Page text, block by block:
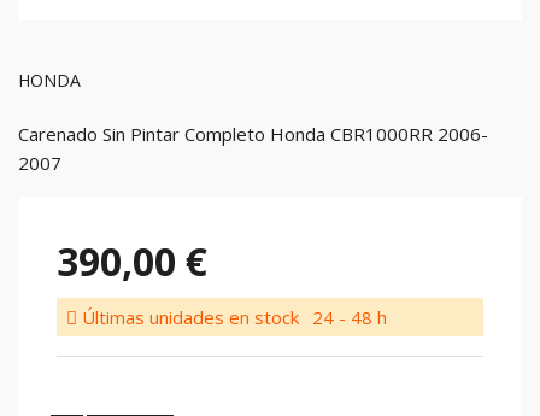
HONDA
Carenado Sin Pintar Completo Honda CBR1000RR 2006-
2007
390,00 €
Últimas unidades en stock 24 - 48 h